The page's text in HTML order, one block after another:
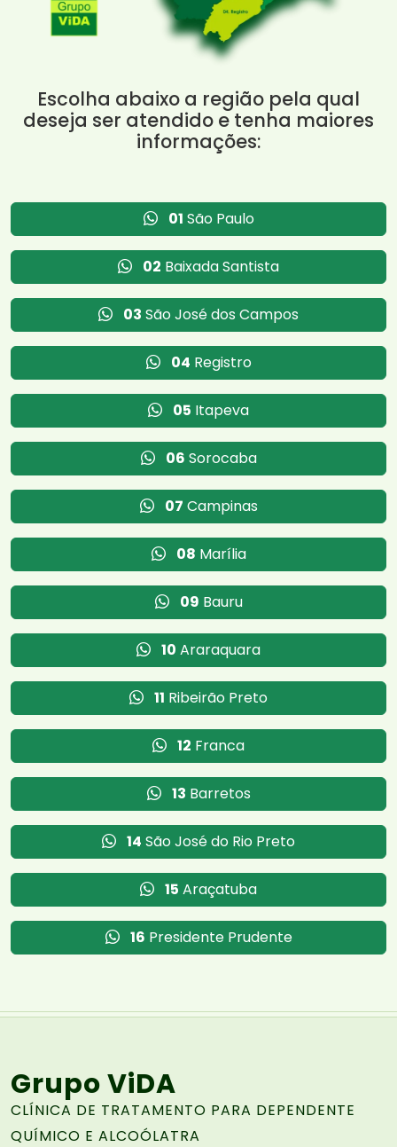
Escolha abaixo a região pela qual
deseja ser atendido e tenha maiores
informações:
01 São Paulo
02 Baixada Santista
03 São José dos Campos
04 Registro
05 Itapeva
06 Sorocaba
07 Campinas
08 Marília
09 Bauru
10 Araraquara
11 Ribeirão Preto
12 Franca
13 Barretos
14 São José do Rio Preto
15 Araçatuba
16 Presidente Prudente
Grupo ViDA
CLÍNICA DE TRATAMENTO PARA DEPENDENTE
QUÍMICO E ALCOÓLATRA